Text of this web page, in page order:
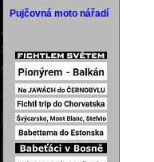
Pujčovná moto nářadí